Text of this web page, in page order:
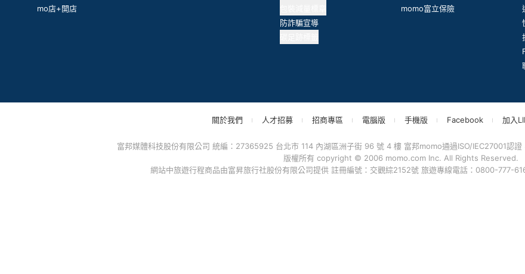
mo店+開店
防詐騙宣導
momo富立保險
關於我們 人才招募 招商專區 電腦版 手機版 Facebook 加入
富邦媒體科技股份有限公司 統編：27365925 台北市 114 內湖區洲子街 96 號 4 樓 富邦momo通過ISO/IEC27001認
版權所有 copyright © 2006 momo.com Inc. All Rights Reserved.
網站中旅遊行程商品由富昇旅行社股份有限公司提供 註冊編號：交觀綜2152號 旅遊專線電話：0800-777-